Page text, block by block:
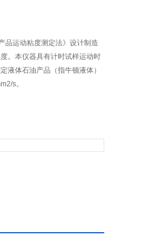
品运动粘度测定法》设计制造
。本仪器具有计时试样运动时
液体石油产品（指牛顿液体）
s。